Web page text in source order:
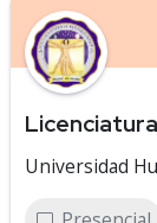
Universidad